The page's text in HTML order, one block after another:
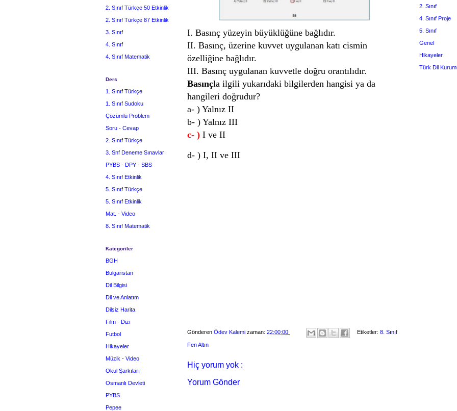
I. Basınç yüzeyin büyüklüğüne bağlıdır.
II. Basınç, üzerine kuvvet uygulanan katı cismin
özelliğine bağlıdır.
III. Basınç uygulanan kuvvetle doğru orantılıdır.
Basınçla ilgili yukarıdaki bilgilerden hangisi ya da
hangileri doğrudur?
a- ) Yalnız II
b- ) Yalnız III
c- ) I ve II
d- ) I, II ve III
Gönderen Ödev Kalemi zaman: 22:00:00 Etiketler: 8. Sınıf
Fen Altın
Hiç yorum yok :
Yorum Gönder
2. Sınıf Türkçe 50 Etkinlik
2. Sınıf Türkçe 87 Etkinlik
3. Sınıf
4. Sınıf
4. Sınıf Matematik
Ders
1. Sınıf Türkçe
1. Sınıf Sudoku
Çözümlü Problem
Soru - Cevap
2. Sınıf Türkçe
3. Snf Deneme Sınavları
PYBS - DPY - SBS
4. Sınıf Etkinlik
5. Sınıf Türkçe
5. Sınıf Etkinlik
Mat. - Video
8. Sınıf Matematik
Kategoriler
BGH
Bulgaristan
Dil Bilgisi
Dil ve Anlatım
Dilsiz Harita
Film - Dizi
Futbol
Hikayeler
Müzik - Video
Okul Şarkıları
Osmanlı Devleti
PYBS
Pepee
2. Sınıf
4. Sınıf Proje
5. Sınıf
Genel
Hikayeler
Türk Dil